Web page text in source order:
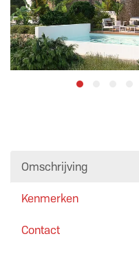
Omschrijving
Kenmerken
Contact